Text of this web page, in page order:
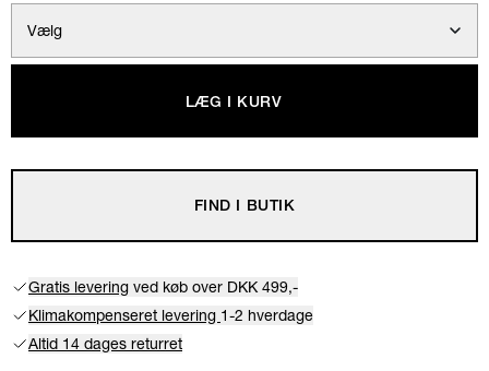
Vælg
LÆG I KURV
FIND I BUTIK
Gratis levering ved køb over DKK 499,-
Klimakompenseret levering 1-2 hverdage
Altid 14 dages returret